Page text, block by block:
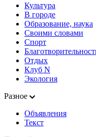
Культура
В городе
Образование, наука
Своими словами
Спорт
Отдых
Клуб N
Экология
Разное
Объявления
Текст